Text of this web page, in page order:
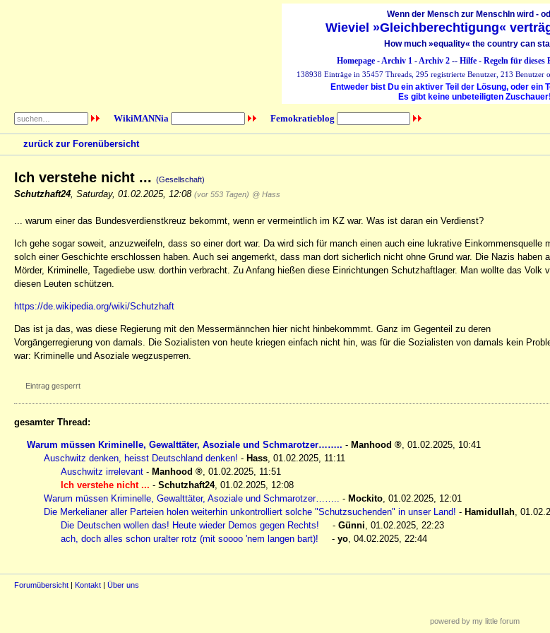
Wenn der Mensch zur MenschIn wird -
Wieviel »Gleichberechtigung«
How much »equality« the country can
Homepage-Archiv 1-Archiv 2-- Hilfe- Regeln für dieses
138938 Einträge in 35457 Threads, 295 registrierte Benutzer, 213 Benutzer
Entweder bist Du ein aktiver Teil der Lösung, oder ein
Es gibt keine unbeteiligten Zuschauer!
WikiMANNia Femokratieblog
zurück zur Forenübersicht
Ich verstehe nicht ... (Gesellschaft)
Schutzhaft24 Saturday, 01.02.2025, 12:08 (vor 553 Tagen) @ Hass
... warum einer das Bundesverdienstkreuz bekommt, wenn er vermeintlich im KZ war. Was ist daran ein Verdienst?
Ich gehe sogar soweit, anzuzweifeln, dass so einer dort war. Da wird sich für manch einen auch eine lukrative Einkommensquelle
solch einer Geschichte erschlossen haben. Auch sei angemerkt, dass man dort sicherlich nicht ohne Grund war. Die Nazis haben
Mörder, Kriminelle, Tagediebe usw. dorthin verbracht. Zu Anfang hießen diese Einrichtungen Schutzhaftlager. Man wollte das Volk
diesen Leuten schützen.
https://de.wikipedia.org/wiki/Schutzhaft
Das ist ja das, was diese Regierung mit den Messermännchen hier nicht hinbekommmt. Ganz im Gegenteil zu deren
Vorgängerregierung von damals. Die Sozialisten von heute kriegen einfach nicht hin, was für die Sozialisten von damals kein
war: Kriminelle und Asoziale wegzusperren.
Eintrag gesperrt
gesamter Thread:
Warum müssen Kriminelle, Gewalttäter, Asoziale und Schmarotzer…….. - Manhood , 01.02.2025, 10:41
Auschwitz denken, heisst Deutschland denken! - Hass, 01.02.2025, 11:11
Auschwitz irrelevant - Manhood , 01.02.2025, 11:51
Ich verstehe nicht ... - Schutzhaft24, 01.02.2025, 12:08
Warum müssen Kriminelle, Gewalttäter, Asoziale und Schmarotzer…….. - Mockito, 01.02.2025, 12:01
Die Merkelianer aller Parteien holen weiterhin unkontrolliert solche "Schutzsuchenden" in unser Land! - Hamidullah,
Die Deutschen wollen das! Heute wieder Demos gegen Rechts!
- Günni, 01.02.2025, 22:23
ach, doch alles schon uralter rotz (mit soooo 'nem langen bart)!
- yo, 04.02.2025, 22:44
Forumübersicht | Kontakt | Über uns
powered by my little forum